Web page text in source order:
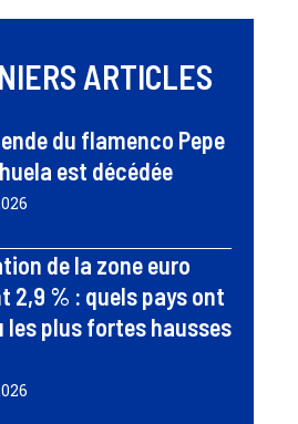
ARTICLES
du flamenco Pepe
est décédée
de la zone euro
2,9 % : quels pays ont
les plus fortes hausses